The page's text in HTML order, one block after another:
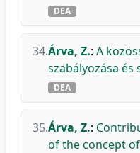
DEA
34.Árva, Z.: A
szabályozása és
DEA
35.Árva, Z.:
of the concept